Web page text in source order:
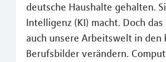
deutsche Haushalte gehalten.
Intelligenz (KI) macht. Doch
auch unsere Arbeitswelt in
Berufsbilder verändern.